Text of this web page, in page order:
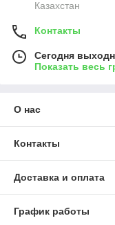
Казахстан
Контакты
Сегодня
Показать весь
О нас
Контакты
Доставка и оплата
График работы